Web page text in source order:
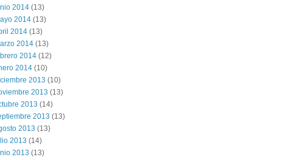
2014 (13)
2014 (13)
2014 (13)
2014 (13)
2014 (12)
2014 (10)
2013 (10)
2013 (13)
2013 (14)
2013 (13)
2013 (13)
2013 (14)
2013 (13)